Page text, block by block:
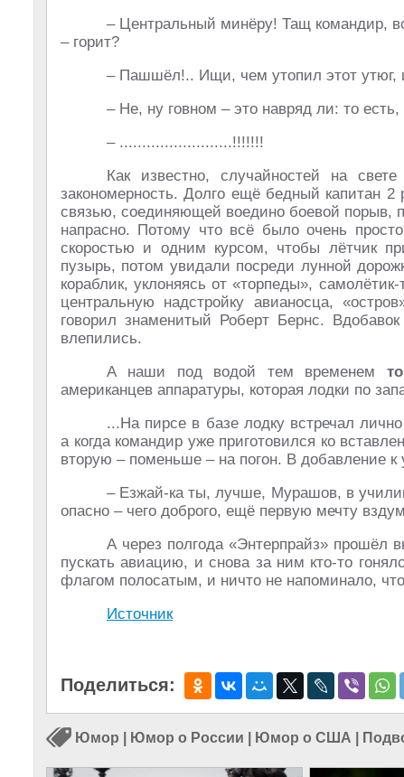
– Центральный минёру! Тащ командир,
– горит?
– Пашшёл!.. Ищи, чем утопил этот утюг,
– Не, ну говном – это навряд ли: то
– .........................!!!!!!!
Как известно, случайностей на
закономерность. Долго ещё бедный капитан
связью, соединяющей воедино боевой порыв,
напрасно. Потому что всё было очень
скоростью и одним курсом, чтобы лётчик
пузырь, потом увидали посреди лунной
кораблик, уклоняясь от «торпеды»,
центральную надстройку авианосца,
говорил знаменитый Роберт Бернс.
влепились.
А наши под водой тем временем
американцев аппаратуры, которая лодки по
...На пирсе в базе лодку встречал
а когда командир уже приготовился ко
вторую – поменьше – на погон. В добавление
– Езжай-ка ты, лучше, Мурашов, в
опасно – чего доброго, ещё первую мечту
А через полгода «Энтерпрайз» прошёл
пускать авиацию, и снова за ним кто-то
флагом полосатым, и ничто не напоминало,
Источник
Поделиться:
Юмор Юмор о России Юмор о США